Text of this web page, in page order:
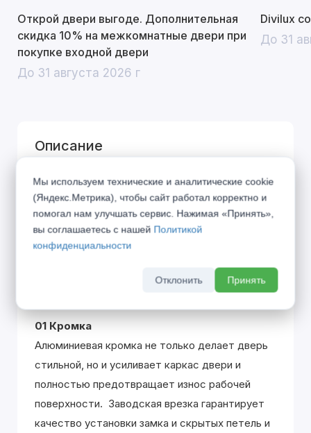
Открой двери выгоде. Дополнительная
скидка 10% на межкомнатные двери при
покупке входной двери
До 31 августа 2026 г
Divilux
До 31
Описание
Город дышит, город живёт по своим
правилам... Представляем Вашему вниманию
коллекцию «URBAN», вобравшую в себя дух
современного мегаполиса. Символы города в
— стали фирменными элементами данной
01 Кромка
Алюминиевая кромка не только делает дверь
стильной, но и усиливает каркас двери и
полностью предотвращает износ рабочей
поверхности. Заводская врезка гарантирует
качество установки замка и скрытых петель и
Мы используем технические и аналитические cookie
(Яндекс.Метрика), чтобы сайт работал корректно и
помогал нам улучшать сервис. Нажимая «Принять»,
вы соглашаетесь с нашей Политикой
конфиденциальности
Отклонить Принять